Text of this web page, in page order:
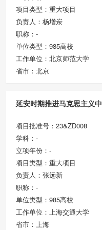
项目类型：重大项目
负责人：杨增岽
职称：-
单位类型：985高校
工作单位：北京师范大学
省市：北京
延安时期推进马克思主义
项目批准号：23&ZD008
学科：-
立项年份：-
项目类型：重大项目
负责人：张远新
职称：-
单位类型：985高校
工作单位：上海交通大学
省市：上海